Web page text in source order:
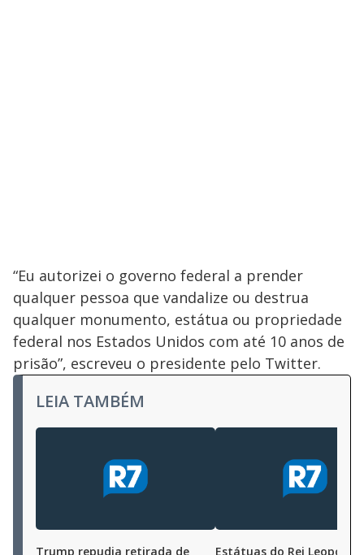
“Eu autorizei o governo federal a prender
qualquer pessoa que vandalize ou destrua
qualquer monumento, estátua ou propriedade
federal nos Estados Unidos com até 10 anos de
prisão”, escreveu o presidente pelo Twitter.
LEIA TAMBÉM
Trump repudia retirada de
Estátuas do Rei Leopoldo